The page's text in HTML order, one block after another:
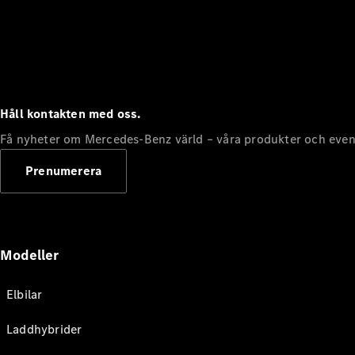
Håll kontakten med oss.
Få nyheter om Mercedes-Benz värld – våra produkter och
Prenumerera
Modeller
Elbilar
Laddhybrider